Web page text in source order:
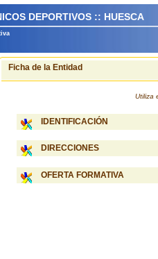
DEPORTIVOS :: HUESCA
Ficha de la Entidad
Utiliza
IDENTIFICACIÓN
DIRECCIONES
OFERTA FORMATIVA